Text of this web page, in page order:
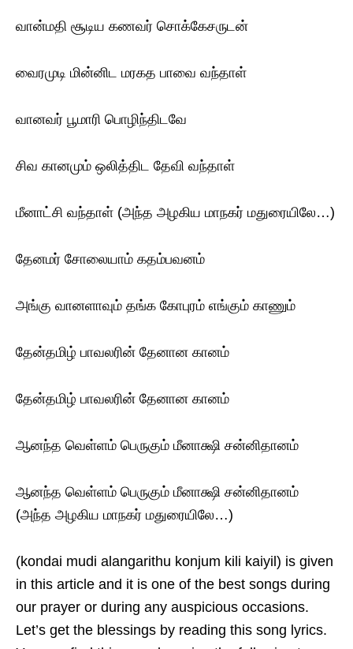
வான்மதி சூடிய கணவர் சொக்கேசருடன்
வைரமுடி மின்னிட மரகத பாவை வந்தாள்
வானவர் பூமாரி பொழிந்திடவே
சிவ கானமும் ஒலித்திட தேவி வந்தாள்
மீனாட்சி வந்தாள் (அந்த அழகிய மாநகர் மதுரையிலே…)
தேனமர் சோலையாம் கதம்பவனம்
அங்கு வானளாவும் தங்க கோபுரம் எங்கும் காணும்
தேன்தமிழ் பாவலரின் தேனான கானம்
தேன்தமிழ் பாவலரின் தேனான கானம்
ஆனந்த வெள்ளம் பெருகும் மீனாக்ஷி சன்னிதானம்
ஆனந்த வெள்ளம் பெருகும் மீனாக்ஷி சன்னிதானம்
(அந்த அழகிய மாநகர் மதுரையிலே…)
(kondai mudi alangarithu konjum kili kaiyil) is given
in this article and it is one of the best songs during
our prayer or during any auspicious occasions.
Let’s get the blessings by reading this song lyrics.